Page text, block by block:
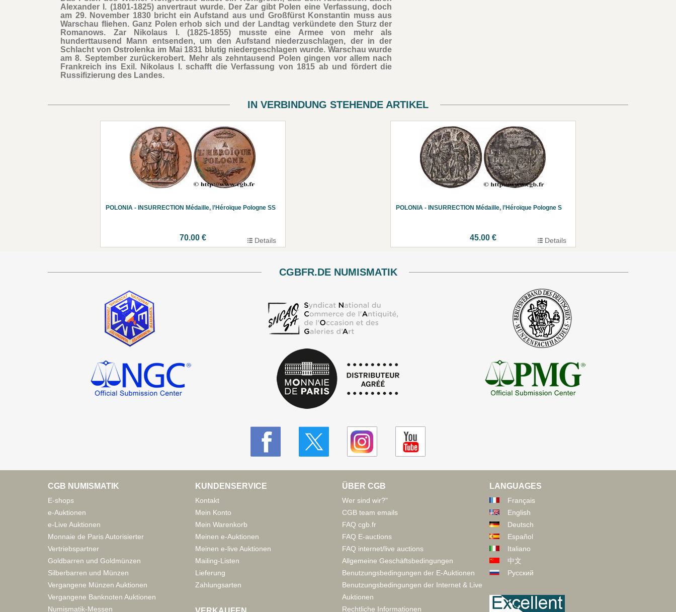
Alexander I. (1801-1825) anvertraut wurde. Der Zar gibt Polen eine Verfassung, doch
am 29. November 1830 bricht ein Aufstand aus und Großfürst Konstantin muss aus
Warschau fliehen. Ganz Polen erhob sich und der Landtag verkündete den Sturz der
Romanows. Zar Nikolaus I. (1825-1855) musste eine Armee von mehr als
hunderttausend Mann entsenden, um den Aufstand niederzuschlagen, der in der
Schlacht von Ostrolenka im Mai 1831 blutig niedergeschlagen wurde. Warschau wurde
am 8. September zurückerobert. Mehr als zehntausend Polen gingen vor allem nach
Frankreich ins Exil. Nikolaus I. schafft die Verfassung von 1815 ab und fördert die
Russifizierung des Landes.
IN VERBINDUNG STEHENDE ARTIKEL
POLONIA - INSURRECTION Médaille, l’Héroïque Pologne SS
70.00 € Details
POLONIA - INSURRECTION Médaille, l’Héroïque Pologne S
45.00 € Details
CGBFR.DE NUMISMATIK
CGB NUMISMATIK
E-shops
e-Auktionen
e-Live Auktionen
Monnaie de Paris Autorisierter
Vertriebspartner
Goldbarren und Goldmünzen
Silberbarren und Münzen
Vergangene Münzen Auktionen
Vergangene Banknoten Auktionen
Numismatik-Messen
KUNDENSERVICE
Kontakt
Mein Konto
Mein Warenkorb
Meinen e-Auktionen
Meinen e-live Auktionen
Mailing-Listen
Lieferung
Zahlungsarten
ÜBER CGB
Wer sind wir?"
CGB team emails
FAQ cgb.fr
FAQ E-auctions
FAQ internet/live auctions
Allgemeine Geschäftsbedingungen
Benutzungsbedingungen der E-Auktionen
Benutzungsbedingungen der Internet & Live
Auktionen
Rechtliche Informationen
LANGUAGES
Français
English
Deutsch
Español
Italiano
中文
Русский